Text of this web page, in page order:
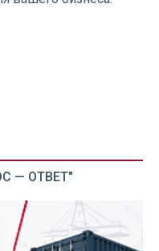
— ОТВЕТ"